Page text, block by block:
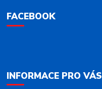
FACEBOOK
INFORMACE PRO VÁS